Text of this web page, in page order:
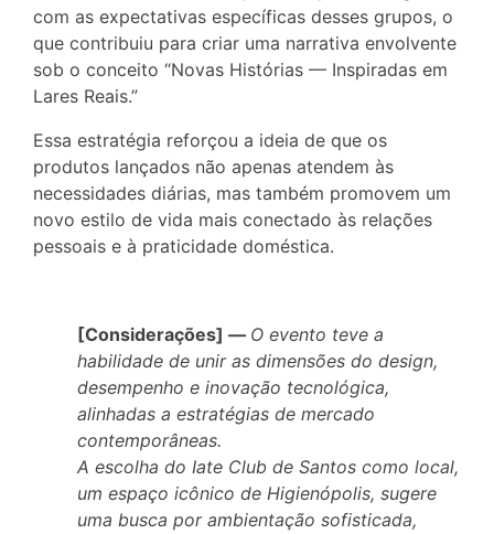
com as expectativas específicas desses grupos, o
que contribuiu para criar uma narrativa envolvente
sob o conceito “Novas Histórias — Inspiradas em
Lares Reais.”
Essa estratégia reforçou a ideia de que os
produtos lançados não apenas atendem às
necessidades diárias, mas também promovem um
novo estilo de vida mais conectado às relações
pessoais e à praticidade doméstica.
[Considerações] — O evento teve a
habilidade de unir as dimensões do design,
desempenho e inovação tecnológica,
alinhadas a estratégias de mercado
contemporâneas.
A escolha do Iate Club de Santos como local,
um espaço icônico de Higienópolis, sugere
uma busca por ambientação sofisticada,